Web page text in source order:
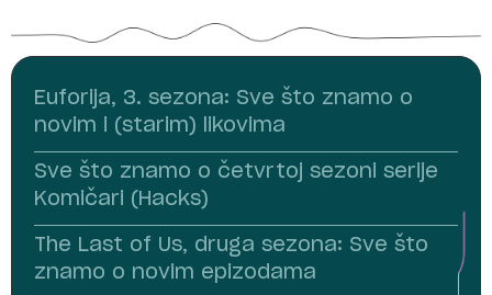
Euforija, 3. sezona: Sve što znamo o
novim i (starim) likovima
Sve što znamo o četvrtoj sezoni serije
Komičari (Hacks)
The Last of Us, druga sezona: Sve što
znamo o novim epizodama